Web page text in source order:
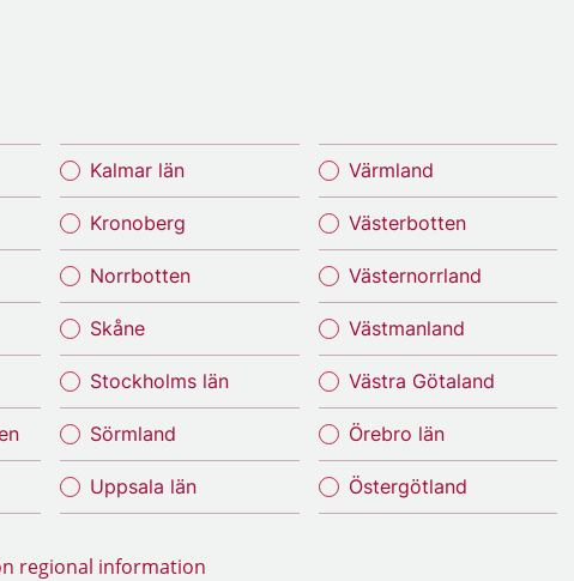
Kalmar län
Kronoberg
Norrbotten
Skåne
Stockholms län
Sörmland
Uppsala län
Värmland
Västerbotten
Västernorrland
Västmanland
Västra Götaland
Örebro län
Östergötland
regional information